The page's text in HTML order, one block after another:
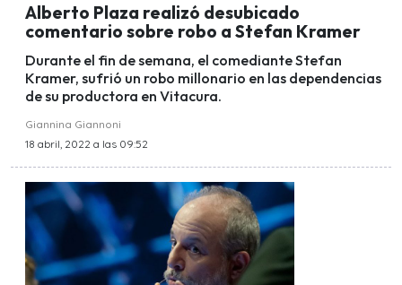
Alberto Plaza realizó desubicado
comentario sobre robo a Stefan Kramer
Durante el fin de semana, el comediante Stefan
Kramer, sufrió un robo millonario en las dependencias
de su productora en Vitacura.
Giannina Giannoni
18 abril, 2022 a las 09:52